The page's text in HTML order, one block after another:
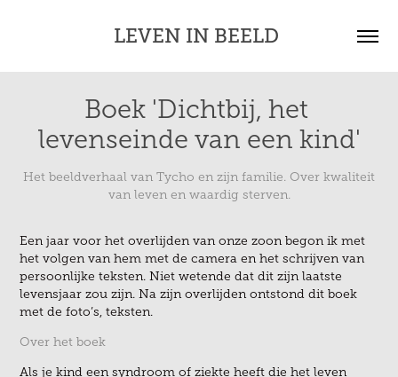
LEVEN IN BEELD
Boek 'Dichtbij, het
levenseinde van een kind'
Het beeldverhaal van Tycho en zijn familie. Over kwaliteit
van leven en waardig sterven.
Een jaar voor het overlijden van onze zoon begon ik met
het volgen van hem met de camera en het schrijven van
persoonlijke teksten. Niet wetende dat dit zijn laatste
levensjaar zou zijn. Na zijn overlijden ontstond dit boek
met de foto’s, teksten.
Over het boek
Als je kind een syndroom of ziekte heeft die het leven